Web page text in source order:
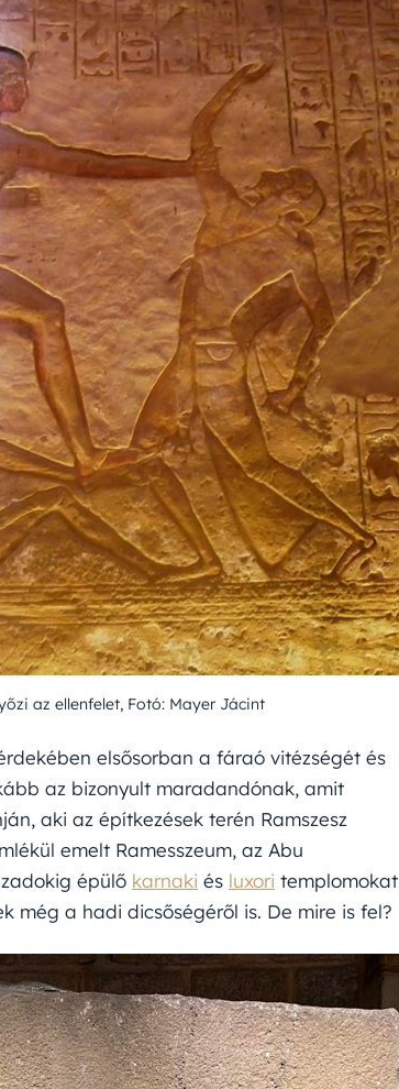
az ellenfelet, Fotó: Mayer Jácint
elsősorban a fáraó vitézségét és
az bizonyult maradandónak, amit
aki az építkezések terén Ramszesz
emelt Ramesszeum, az Abu
épülő karnaki és luxori templomokat
még a hadi dicsőségéről is. De mire is fel?